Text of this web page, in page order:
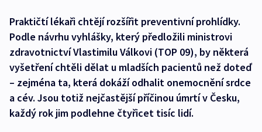
Praktičtí lékaři chtějí rozšířit preventivní prohlídky.
Podle návrhu vyhlášky, který předložili ministrovi
zdravotnictví Vlastimilu Válkovi (TOP 09), by některá
vyšetření chtěli dělat u mladších pacientů než doteď
– zejména ta, která dokáží odhalit onemocnění srdce
a cév. Jsou totiž nejčastější příčinou úmrtí v Česku,
každý rok jim podlehne čtyřicet tisíc lidí.